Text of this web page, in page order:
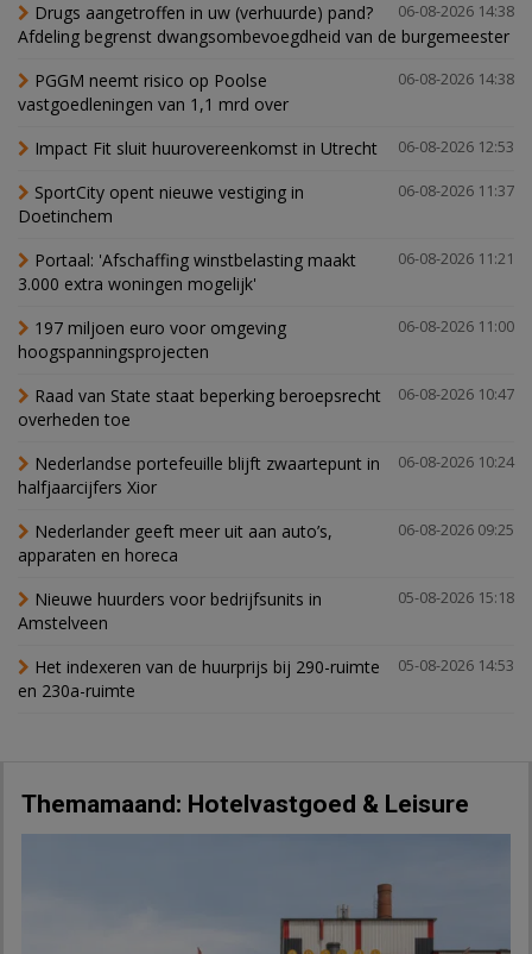
06-08-2026 14:38
Drugs aangetroffen in uw (verhuurde) pand?
Afdeling begrenst dwangsombevoegdheid van de burgemeester
06-08-2026 14:38
PGGM neemt risico op Poolse
vastgoedleningen van 1,1 mrd over
06-08-2026 12:53
Impact Fit sluit huurovereenkomst in Utrecht
06-08-2026 11:37
SportCity opent nieuwe vestiging in
Doetinchem
06-08-2026 11:21
Portaal: 'Afschaffing winstbelasting maakt
3.000 extra woningen mogelijk'
06-08-2026 11:00
197 miljoen euro voor omgeving
hoogspanningsprojecten
06-08-2026 10:47
Raad van State staat beperking beroepsrecht
overheden toe
06-08-2026 10:24
Nederlandse portefeuille blijft zwaartepunt in
halfjaarcijfers Xior
06-08-2026 09:25
Nederlander geeft meer uit aan auto’s,
apparaten en horeca
05-08-2026 15:18
Nieuwe huurders voor bedrijfsunits in
Amstelveen
05-08-2026 14:53
Het indexeren van de huurprijs bij 290-ruimte
en 230a-ruimte
Themamaand: Hotelvastgoed & Leisure